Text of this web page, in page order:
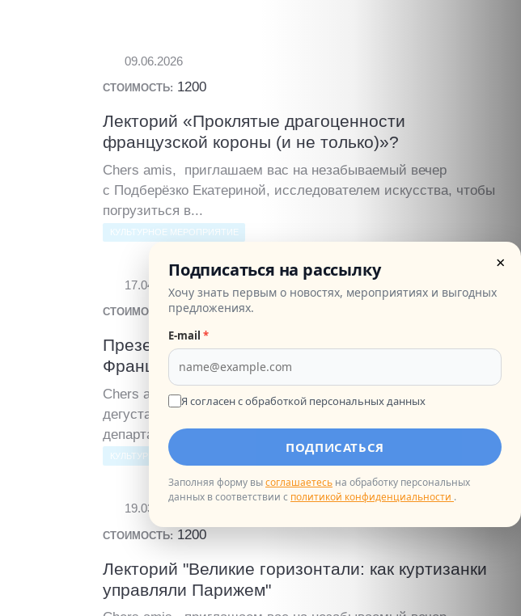
09.06.2026
СТОИМОСТЬ: 1200
Лекторий «Проклятые драгоценности
французской короны (и не только)»?
Chers amis, приглашаем вас на незабываемый вечер
с Подберёзко Екатериной, исследователем искусства, чтобы
погрузиться в...
КУЛЬТУРНОЕ МЕРОПРИЯТИЕ
17.04.2026
СТОИМОСТЬ: 2500
Презентация с дегустацией "Культура и вино:
Франция. Шарант-Маритим"
Chers amis, Центр fLexique приглашает вас в путешествие с
дегустацией по родине знаменитых французских коньяков
департа...
КУЛЬТУРНОЕ МЕРОПРИЯТИЕ
19.03.2026
СТОИМОСТЬ: 1200
Лекторий "Великие горизонтали: как куртизанки
управляли Парижем"
Написать в ТГ
×
Подписаться на рассылку
Хочу знать первым о новостях, мероприятиях и выгодных
предложениях.
E‑mail *
Я согласен с обработкой персональных данных
ПОДПИСАТЬСЯ
Заполняя форму высоглашаетесь на обработку персональных
данных в соответствии с политикой конфиденциальности .